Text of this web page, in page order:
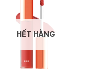
HẾT HÀNG